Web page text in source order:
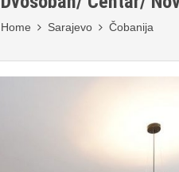
Home Sarajevo Čobanija